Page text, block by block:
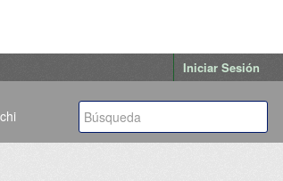
Iniciar Sesión